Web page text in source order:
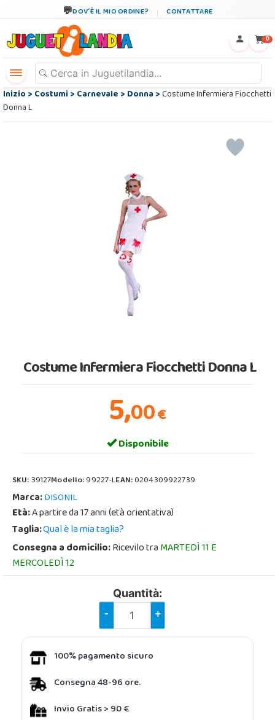
DOV´È IL MIO ORDINE? CONTATTARE
0
Inizio>Costumi>Carnevale>Donna>Costume Infermiera Fiocchetti
Donna L
Costume Infermiera Fiocchetti Donna L
5,00€
Disponibile
SKU:39127Modello:99227-LEAN:0204309922739
Marca:DISONIL
Età:A partire da 17 anni (età orientativa)
Taglia:Qual è la mia taglia?
Consegna a domicilio:Ricevilo traMARTEDÌ 11 E
MERCOLEDÌ 12
Quantità:
- +
100% pagamento sicuro
Consegna 48-96 ore.
Invio Gratis > 90 €